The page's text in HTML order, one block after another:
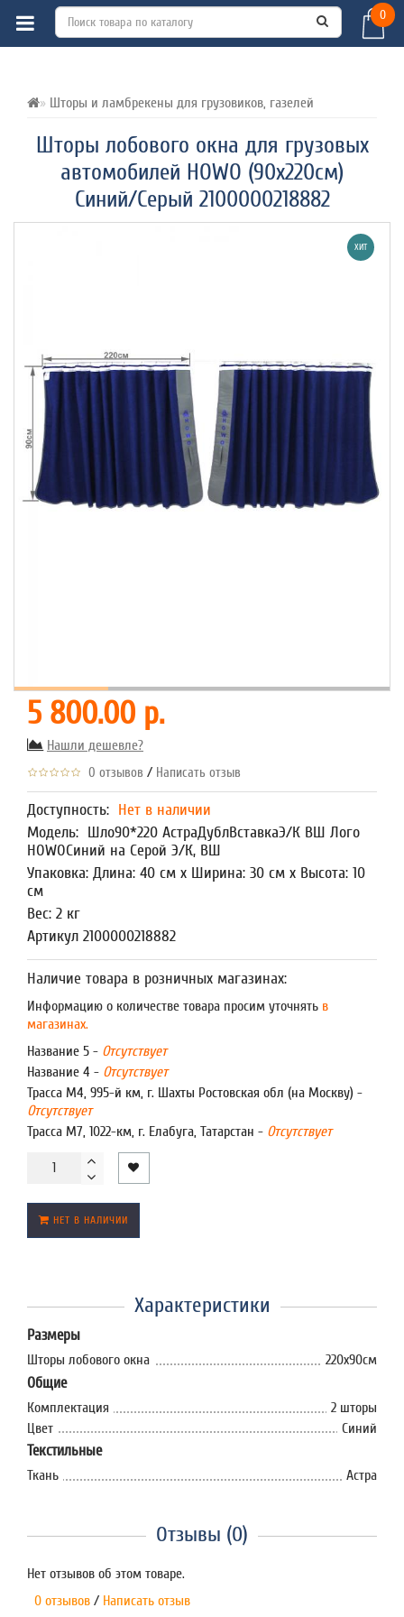
0
Шторы и ламбрекены для грузовиков, газелей
Шторы лобового окна для грузовых
автомобилей HOWO (90х220см)
Синий/Серый 2100000218882
ВСЕ О ТОВАРЕ ХАРАКТЕРИСТИКИ
ХИТ
5 800.00 р.
Нашли дешевле?
0 отзывов / Написать отзыв
Доступность: Нет в наличии
Модель: Шло90*220 АстраДублВставкаЭ/К ВШ Лого
HOWOСиний на Серой Э/К, ВШ
Упаковка: Длина: 40 см x Ширина: 30 см x Высота: 10
см
Вес: 2 кг
Артикул 2100000218882
Наличие товара в розничных магазинах:
Информацию о количестве товара просим уточнять в
магазинах.
Название 5 - Отсутствует
Название 4 - Отсутствует
Трасса М4, 995-й км, г. Шахты Ростовская обл (на Москву) -
Отсутствует
Трасса М7, 1022-км, г. Елабуга, Татарстан - Отсутствует
НЕТ В НАЛИЧИИ
Характеристики
Размеры
Шторы лобового окна 220х90см
Общие
Комплектация
2 шторы
Цвет
Синий
Текстильные
Ткань Астра
Отзывы (0)
Нет отзывов об этом товаре.
0 отзывов / Написать отзыв